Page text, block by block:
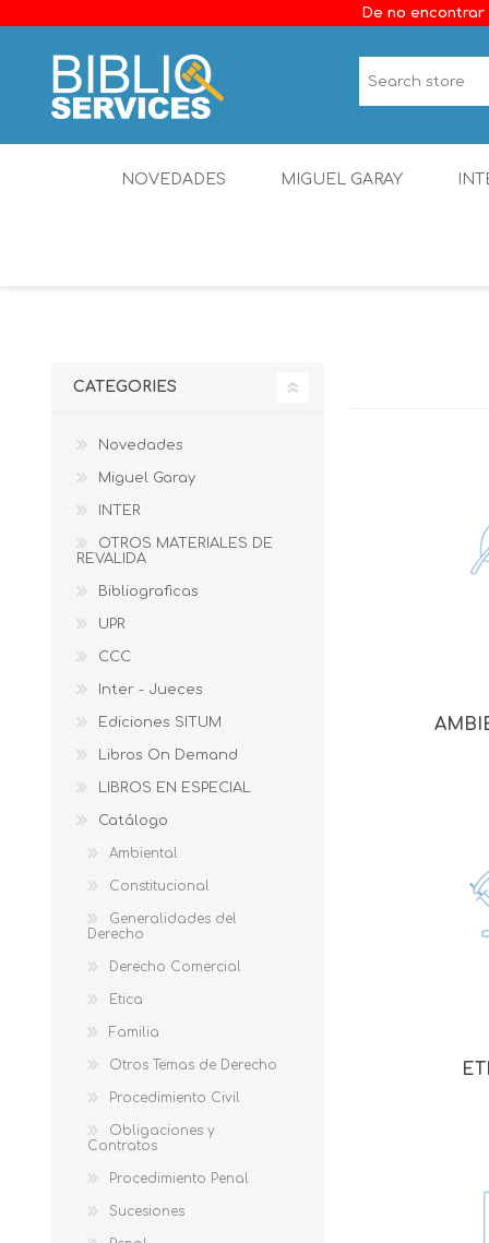
De no
NOVEDADES MIGUEL GARAY
CATEGORIES
Novedades
Miguel Garay
INTER
OTROS MATERIALES DE
REVALIDA
Bibliograficas
UPR
CCC
Inter - Jueces
Ediciones SITUM
Libros On Demand
LIBROS EN ESPECIAL
Catálogo
Ambiental
Constitucional
Generalidades del
Derecho
Derecho Comercial
Etica
Familia
Otros Temas de Derecho
Procedimiento Civil
Obligaciones y
Contratos
Procedimiento Penal
Sucesiones